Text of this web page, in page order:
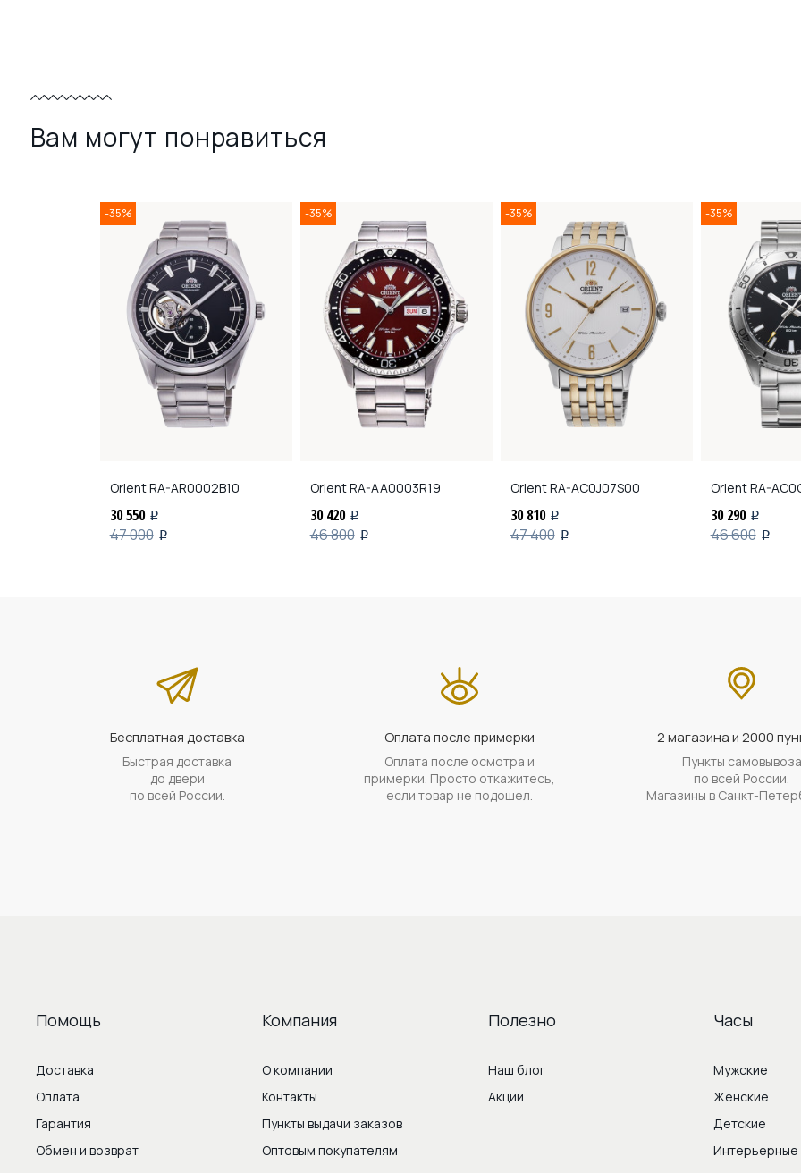
Вам могут понравиться
-35%
OrientRA-AR0002B10
30 550 i
47 000 i
-35%
OrientRA-AA0003R19
30 420 i
46 800 i
-35%
OrientRA-AC0J07S00
30 810 i
47 400 i
-35%
OrientRA-
30 290 i
46 600 i
Бесплатная доставка
Быстрая доставка
до двери
по всей России.
Оплата после примерки
Оплата после осмотра и
примерки. Просто откажитесь,
если товар не подошел.
2 магазина и 2000
Пункты самовывоза
по всей России.
Магазины в Санкт-
Помощь
Доставка
Оплата
Гарантия
Обмен и возврат
Компания
О компании
Контакты
Пункты выдачи заказов
Оптовым покупателям
Полезно
Наш блог
Акции
Часы
Мужские
Женские
Детские
Интерьерные